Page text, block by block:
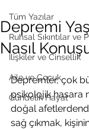
Tüm Yazılar
Ruhsal Sıkıntılar ve
İlişkiler ve Cinsellik
Aile ve Çocuk
Gündelik Hayat
Depremi
Nasıl
Depremler, çok
psikolojik hasara
doğal
sağ çıkmak,